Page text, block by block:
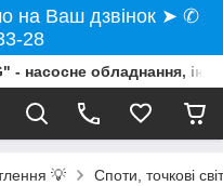
на Ваш дзвінок ➤ ✆
28
- насосне обладнання,
💡 Споти, точкові